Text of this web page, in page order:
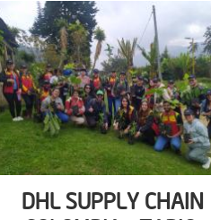
DHL SUPPLY CHAIN